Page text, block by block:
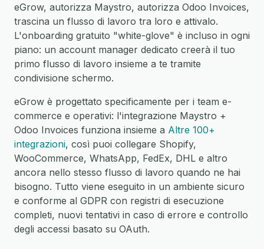
eGrow, autorizza Maystro, autorizza Odoo Invoices,
trascina un flusso di lavoro tra loro e attivalo.
L'onboarding gratuito "white-glove" è incluso in ogni
piano: un account manager dedicato creerà il tuo
primo flusso di lavoro insieme a te tramite
condivisione schermo.
eGrow è progettato specificamente per i team e-
commerce e operativi: l'integrazione Maystro +
Odoo Invoices funziona insieme a Altre 100+
integrazioni, così puoi collegare Shopify,
WooCommerce, WhatsApp, FedEx, DHL e altro
ancora nello stesso flusso di lavoro quando ne hai
bisogno. Tutto viene eseguito in un ambiente sicuro
e conforme al GDPR con registri di esecuzione
completi, nuovi tentativi in caso di errore e controllo
degli accessi basato su OAuth.